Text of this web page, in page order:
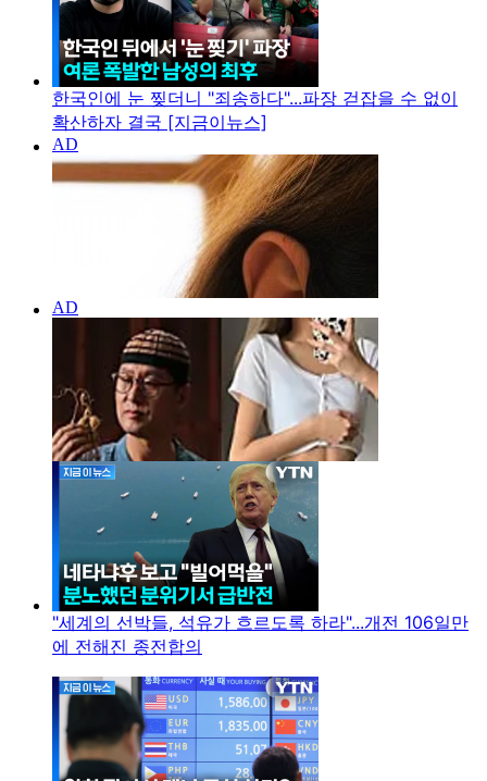
한국인에 눈 찢더니 "죄송하다"...파장 걷잡을 수 없이
확산하자 결국 [지금이뉴스]
"세계의 선박들, 석유가 흐르도록 하라"...개전 106일만
에 전해진 종전합의